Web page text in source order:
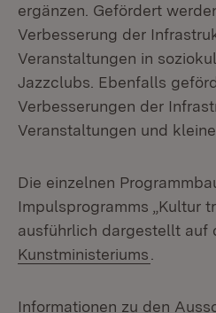
ergänzen. Gefördert
Verbesserung der
Veranstaltungen in
Jazzclubs. Ebenfalls
Verbesserungen der
Veranstaltungen und
Die einzelnen
Impulsprogramms „Kultur
ausführlich dargestellt auf
Kunstministeriums
Informationen zu den